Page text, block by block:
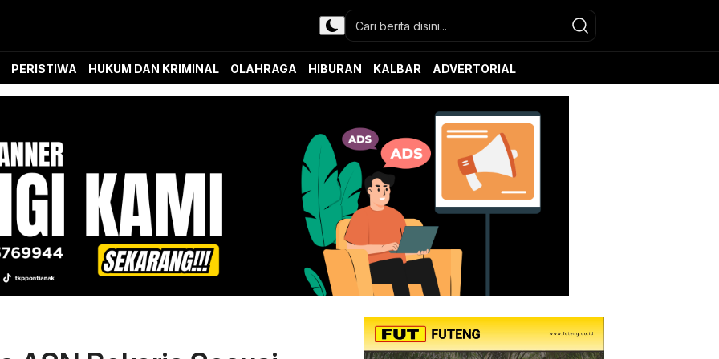
PERISTIWA HUKUM DAN KRIMINAL OLAHRAGA HIBURAN KALBAR ADVERTORIAL